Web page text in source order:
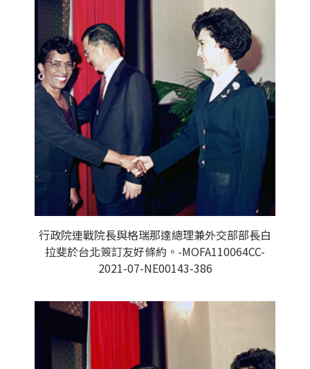
行政院連戰院長與格瑞那達總理兼外交部部長白
拉斐於台北簽訂友好條約。-MOFA110064CC-
2021-07-NE00143-386